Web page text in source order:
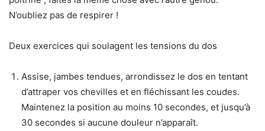
N’oubliez pas de respirer !
Deux exercices qui soulagent les tensions du dos
Assise, jambes tendues, arrondissez le dos en tentant
d’attraper vos chevilles et en fléchissant les coudes.
Maintenez la position au moins 10 secondes, et jusqu’à
30 secondes si aucune douleur n’apparaît.